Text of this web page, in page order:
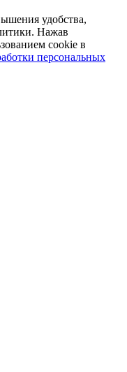
удобства,
Нажав
cookie в
персональных